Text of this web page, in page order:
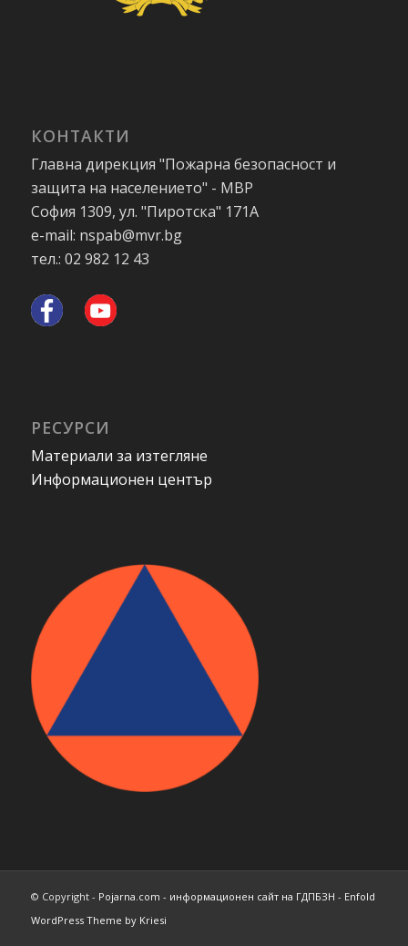
КОНТАКТИ
Главна дирекция "Пожарна безопасност и
защита на населението" - МВР
София 1309, ул. "Пиротска" 171А
e-mail: nspab@mvr.bg
тел.: 02 982 12 43
РЕСУРСИ
Материали за изтегляне
Информационен център
© Copyright - Pojarna.com - информационен сайт на ГДПБЗН - Enfold
WordPress Theme by Kriesi